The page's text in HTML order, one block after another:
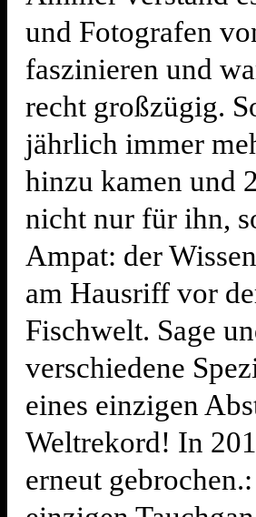
und Fotografen
faszinieren und
recht großzügig.
jährlich immer
hinzu kamen und
nicht nur für ihn,
Ampat: der
am Hausriff vor
Fischwelt. Sage
verschiedene
eines einzigen
Weltrekord! In
erneut